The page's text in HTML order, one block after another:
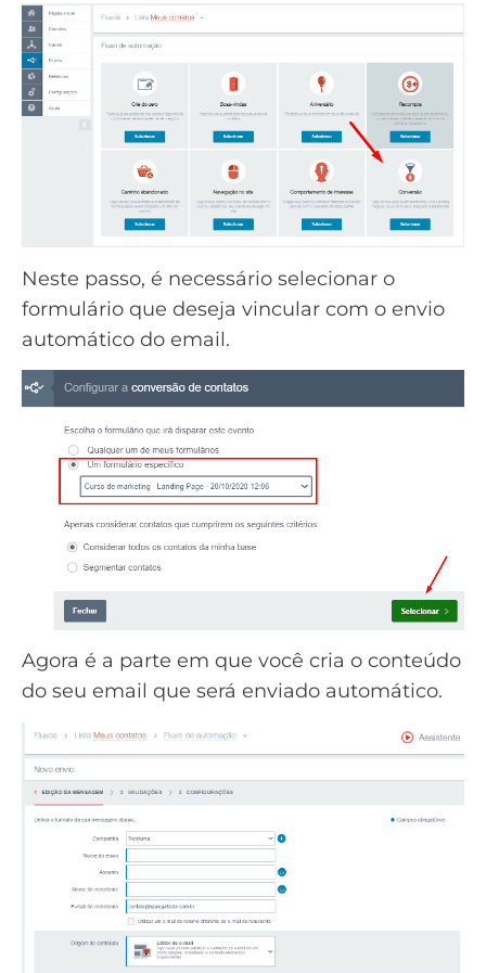
Neste passo, é necessário selecionar o
formulário que deseja vincular com o envio
automático do email.
Agora é a parte em que você cria o conteúdo
do seu email que será enviado automático.